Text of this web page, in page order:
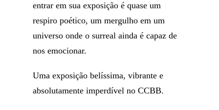
entrar em sua exposição é quase um
respiro poético, um mergulho em um
universo onde o surreal ainda é capaz de
nos emocionar.
Uma exposição belíssima, vibrante e
absolutamente imperdível no CCBB.